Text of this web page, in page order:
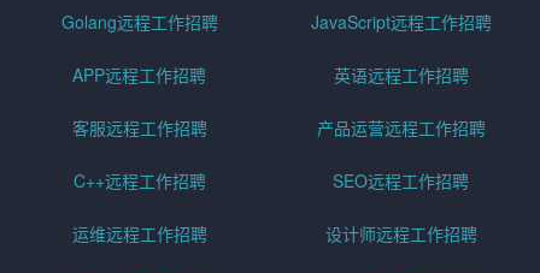
Golang远程工作招聘 JavaScript远程工作招聘
APP远程工作招聘 英语远程工作招聘
客服远程工作招聘 产品运营远程工作招聘
C++远程工作招聘 SEO远程工作招聘
运维远程工作招聘 设计师远程工作招聘